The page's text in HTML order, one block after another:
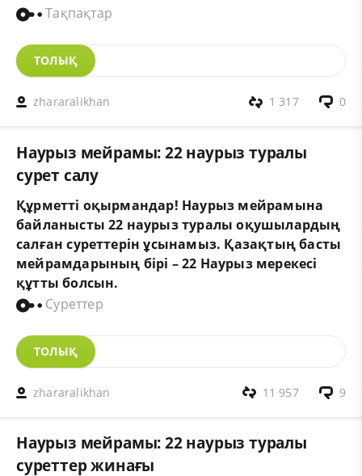
Тақпақтар
ТОЛЫҚ
zhararalikhan 0
1 317
Наурыз мейрамы: 22 наурыз туралы
сурет салу
Құрметті оқырмандар! Наурыз мейрамына
байланысты 22 наурыз туралы оқушылардың
салған суреттерін ұсынамыз. Қазақтың басты
мейрамдарының бірі – 22 Наурыз мерекесі
құтты болсын.
Суреттер
ТОЛЫҚ
zhararalikhan 9
11 957
Наурыз мейрамы: 22 наурыз туралы
суреттер жинағы